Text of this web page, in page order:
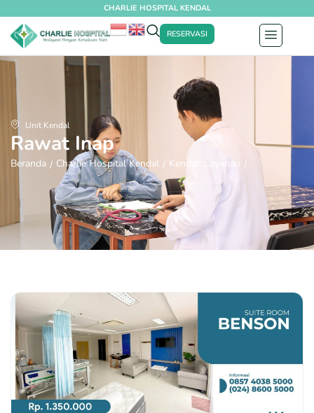
CHARLIE HOSPITAL KENDAL
RESERVASI
Unit Kendal
Rawat Inap
Beranda / Charlie Hospital Kendal / Kendal: Layanan /
Kendal: Rawat Inap